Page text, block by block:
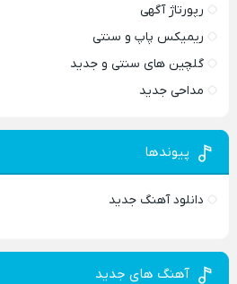
رپورتاژ آگهی
ریمیکس پاپ و سنتی
گلچین های سنتی و جدید
مداحی جدید
پیوندها
دانلود آهنگ جدید
آهنگ های جدید